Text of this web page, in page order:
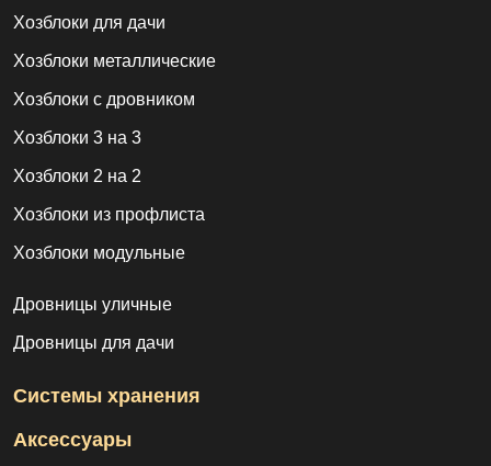
Хозблоки для дачи
Хозблоки металлические
Хозблоки с дровником
Хозблоки 3 на 3
Хозблоки 2 на 2
Хозблоки из профлиста
Хозблоки модульные
Дровницы уличные
Дровницы для дачи
Системы хранения
Аксессуары